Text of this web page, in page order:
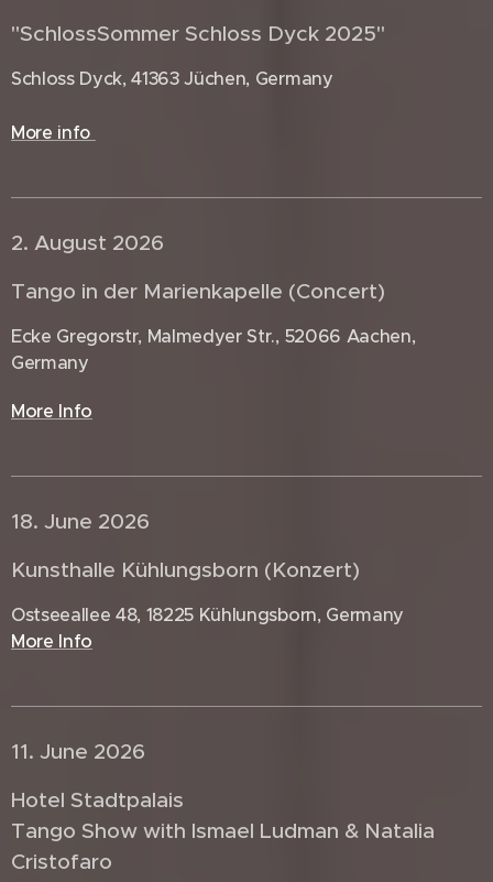
"SchlossSommer Schloss Dyck 2025"
Schloss Dyck, 41363 Jüchen, Germany
More info
2. August 2026 🇩🇪
Tango in der Marienkapelle (Concert)
Ecke Gregorstr, Malmedyer Str., 52066 Aachen,
Germany
More Info
18. June 2026 🇩🇪
Kunsthalle Kühlungsborn (Konzert)
Ostseeallee 48, 18225 Kühlungsborn, Germany
More Info
11. June 2026 🇩🇪
Hotel Stadtpalais
Tango Show with Ismael Ludman & Natalia
Cristofaro